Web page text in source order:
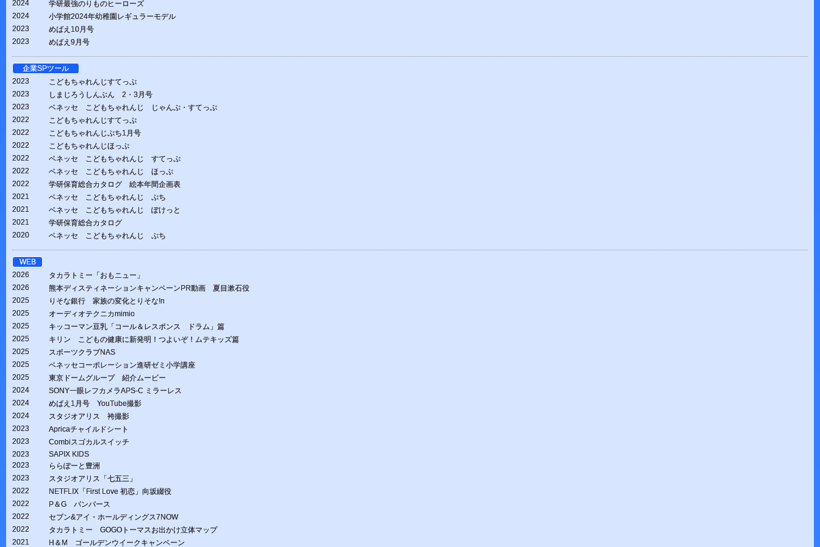
2024
学研最強のりものヒーローズ
2024
小学館2024年幼稚園レギュラーモデル
2023
めばえ10月号
2023
めばえ9月号
企業SPツール
2023
こどもちゃれんじすてっぷ
2023
しまじろうしんぶん 2・3月号
2023
ベネッセ こどもちゃれんじ じゃんぷ・すてっぷ
2022
こどもちゃれんじすてっぷ
2022
こどもちゃれんじぷち1月号
2022
こどもちゃれんじほっぷ
2022
ベネッセ こどもちゃれんじ すてっぷ
2022
ベネッセ こどもちゃれんじ ほっぷ
2022
学研保育総合カタログ 絵本年間企画表
2021
ベネッセ こどもちゃれんじ ぷち
2021
ベネッセ こどもちゃれんじ ぽけっと
2021
学研保育総合カタログ
2020
ベネッセ こどもちゃれんじ ぷち
WEB
2026
タカラトミー「おもニュー」
2026
熊本ディスティネーションキャンペーンPR動画 夏目漱石役
2025
りそな銀行 家族の変化とりそな!n
2025
オーディオテクニカmimio
2025
キッコーマン豆乳「コール＆レスポンス ドラム」篇
2025
キリン こどもの健康に新発明！つよいぞ！ムテキッズ篇
2025
スポーツクラブNAS
2025
ベネッセコーポレーション進研ゼミ小学講座
2025
東京ドームグループ 紹介ムービー
2024
SONY一眼レフカメラAPS-C ミラーレス
2024
めばえ1月号 YouTube撮影
2024
スタジオアリス 袴撮影
2023
Apricaチャイルドシート
2023
Combiスゴカルスイッチ
2023
SAPIX KIDS
2023
ららぽーと豊洲
2023
スタジオアリス「七五三」
2022
NETFLIX「First Love 初恋」向坂綴役
2022
P＆G パンパース
2022
セブン&アイ・ホールディングス7NOW
2022
タカラトミー GOGOトーマスお出かけ立体マップ
2021
H＆M ゴールデンウイークキャンペーン